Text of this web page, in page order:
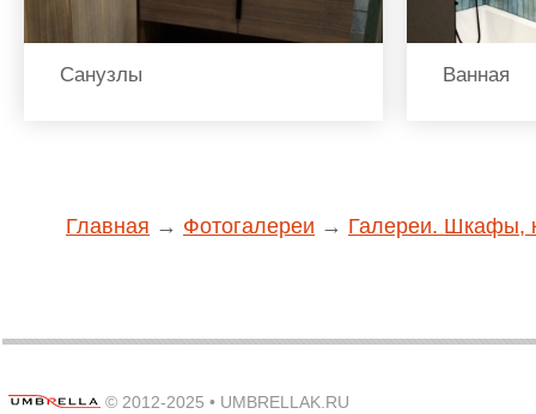
Санузлы Ванная
Главная → Фотогалереи → Галереи. Шкафы,
© 2012-2025 • UMBRELLAK.RU